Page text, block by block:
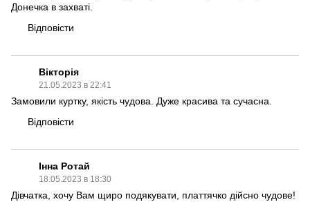
Донечка в захваті.
Відповісти
Вікторія
21.05.2023 в 22:41
Замовили куртку, якість чудова. Дуже красива та сучасна.
Відповісти
Інна Ротай
18.05.2023 в 18:30
Дівчатка, хочу Вам щиро подякувати, платтячко дійсно чудове!